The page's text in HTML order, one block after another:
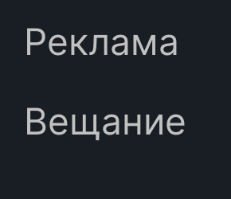
Реклама
Вещание